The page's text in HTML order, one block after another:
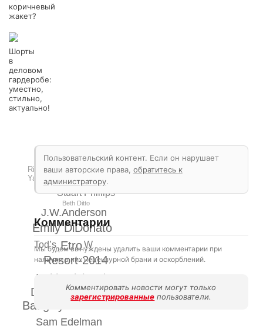
коричневый
жакет?
Шорты
в
деловом
гардеробе:
уместно,
стильно,
актуально!
Keith Richards
Dasha Zhukova
Resort-2014
Badgley Mischka
Etro
Emily DiDonato
Sam Edelman
J.W.Anderson
Stuart Phillips
W
Tod’s
Yasmin Le Bon
Richard Chai LOVE
Beth Ditto
Пользовательский контент. Если он нарушает
ваши авторские права, обратитесь к
администратору.
Комментарии
Мы будем вынуждены удалить ваши комментарии при
наличии в них нецензурной брани и оскорблений.
Комментировать новости могут только
зарегистрированные пользователи.